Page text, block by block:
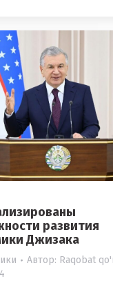
развития
Джизака
Автор: Raqobat